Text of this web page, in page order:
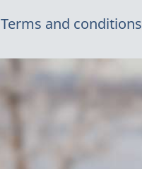
Terms and conditions